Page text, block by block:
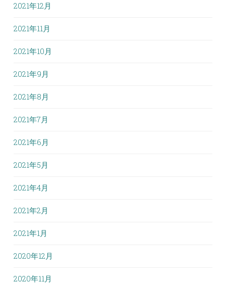
2021年12月
2021年11月
2021年10月
2021年9月
2021年8月
2021年7月
2021年6月
2021年5月
2021年4月
2021年2月
2021年1月
2020年12月
2020年11月